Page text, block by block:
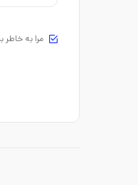
مرا به خاطر